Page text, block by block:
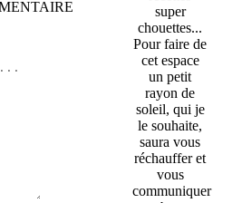
super
chouettes...
Pour faire de
cet espace
un petit
rayon de
soleil, qui je
le souhaite,
saura vous
réchauffer et
vous
communiquer